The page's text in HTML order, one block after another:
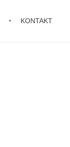
KONTAKT